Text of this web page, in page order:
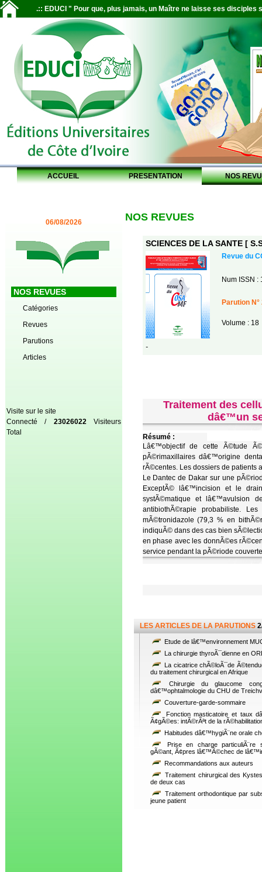
.:: EDUCI " Pour que, plus jamais, un Maître ne laisse ses disciples
ACCUEIL PRESENTATION NOS
06/08/2026
NOS REVUES
Catégories
Revues
Parutions
Articles
Visite sur le site
Connecté / 23026022Visiteurs
Total
NOS REVUES
SCIENCES DE LA SANTE [
Revue du
Num ISSN :
Parution N°
Volume : 18
-
Traitement des
dâ€™un
Résumé :
Lâ€™objectif de cette Ã©tude
pÃ©rimaxillaires dâ€™origine
rÃ©centes. Les dossiers de patients
Le Dantec de Dakar sur une
ExceptÃ© lâ€™incision et le
systÃ©matique et lâ€™avulsion
antibiothÃ©rapie probabiliste.
mÃ©tronidazole (79,3 % en
indiquÃ© dans des cas bien
en phase avec les donnÃ©es
service pendant la pÃ©riode
LES ARTICLES DE LA PARUTIONS
Etude de lâ€™environnement
La chirurgie thyroÃ¯dienne en
La cicatrice chÃ©loÃ¯de
du traitement chirurgical en Afrique
Chirurgie du glaucome
dâ€™ophtalmologie du CHU de
Couverture-garde-sommaire
Fonction masticatoire et taux
Ã¢gÃ©es: intÃ©rÃªt de la
Habitudes dâ€™hygiÃ¨ne orale
Prise en charge particuliÃ¨re
gÃ©ant, Ã¢pres lâ€™Ã©chec de
Recommandations aux auteurs
Traitement chirurgical des
de deux cas
Traitement orthodontique par
jeune patient